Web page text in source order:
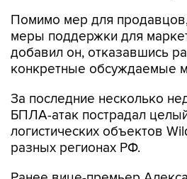
Помимо мер для
меры поддержки для
добавил он, отказавшись
конкретные обсуждаемые
За последние несколько
БПЛА-атак пострадал
логистических объектов
разных регионах РФ.